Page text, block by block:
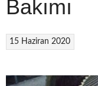
Bakımı
15 Haziran 2020